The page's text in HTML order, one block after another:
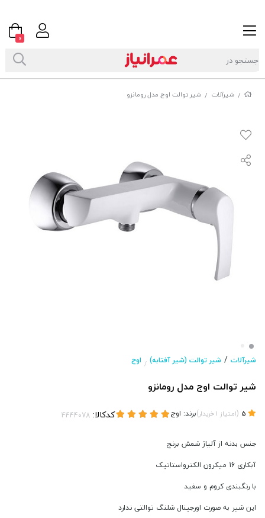
/ شیرآلات / شیر توالت اوج مدل رومانزو
شیرآلات / شیر توالت (شیر آفتابه) / اوج
شیر توالت اوج مدل رومانزو
(امتیاز 1خریدار)برند: اوج کدکالا:
جنس بدنه از آلیاژ شمش برنج
آبکاری 16 میکرون الکترواستاتیک
با رنگبندی کروم و سفید
این شیر به صورت اورجینال شلنگ توالتی ندارد
0